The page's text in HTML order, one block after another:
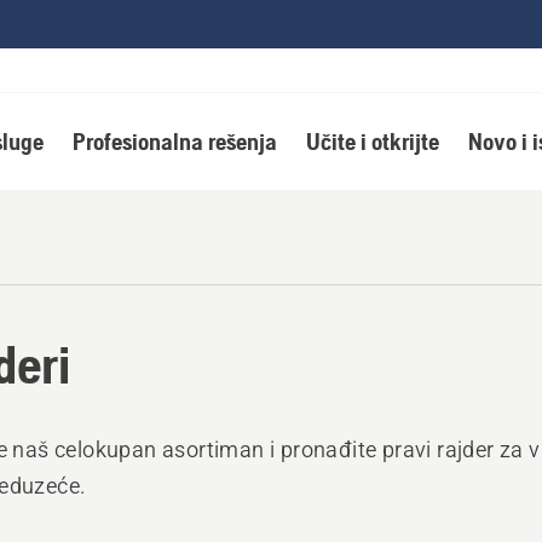
Profesionalna rešenja Učite i otkrijte Novo i
naš celokupan asortiman i pronađite pravi rajder za